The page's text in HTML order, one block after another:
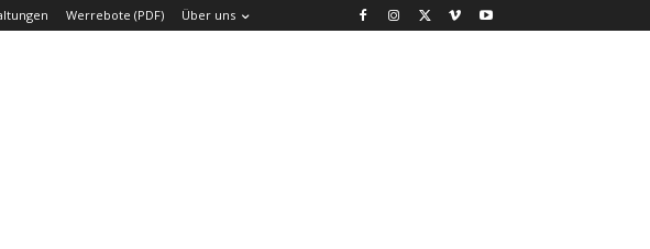
Werrebote (PDF) Über uns